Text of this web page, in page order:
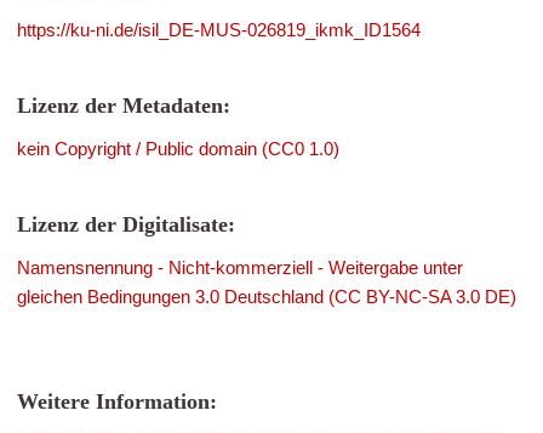
https://ku-ni.de/isil_DE-MUS-026819_ikmk_ID1564
Lizenz der Metadaten:
kein Copyright / Public domain (CC0 1.0)
Lizenz der Digitalisate:
Namensnennung - Nicht-kommerziell - Weitergabe unter
gleichen Bedingungen 3.0 Deutschland (CC BY-NC-SA 3.0 DE)
Weitere Information: